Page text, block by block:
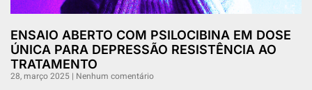
ENSAIO ABERTO COM PSILOCIBINA EM DOSE
ÚNICA PARA DEPRESSÃO RESISTÊNCIA AO
TRATAMENTO
28, março 2025 Nenhum comentário